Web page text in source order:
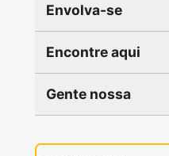
Envolva-se
Encontre aqui
Gente nossa